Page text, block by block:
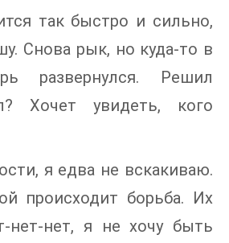
так быстро и сильно,
Снова рык, но куда-то в
развернулся. Решил
Хочет увидеть, кого
я едва не вскакиваю.
происходит борьба. Их
нет-нет, я не хочу быть